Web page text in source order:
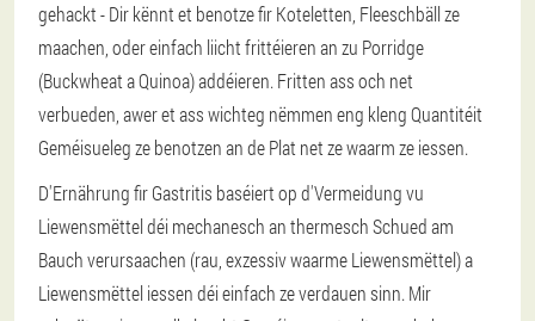
gehackt - Dir kënnt et benotze fir Koteletten, Fleeschbäll ze
maachen, oder einfach liicht frittéieren an zu Porridge
(Buckwheat a Quinoa) addéieren. Fritten ass och net
verbueden, awer et ass wichteg nëmmen eng kleng Quantitéit
Geméisueleg ze benotzen an de Plat net ze waarm ze iessen.
D'Ernährung fir Gastritis baséiert op d'Vermeidung vu
Liewensmëttel déi mechanesch an thermesch Schued am
Bauch verursaachen (rau, exzessiv waarme Liewensmëttel) a
Liewensmëttel iessen déi einfach ze verdauen sinn. Mir